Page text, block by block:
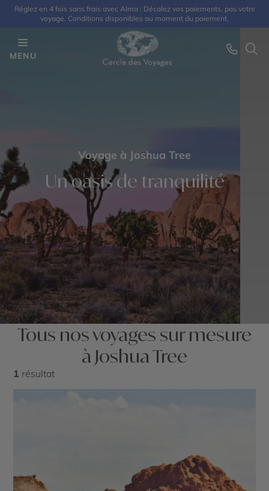
Réglez en 4 fois sans frais avec Alma : Décalez vos paiements, pas votre
voyage. Conditions disponibles au moment du paiement.
MENU
Voyage à Joshua Tree
Un oasis de tranquilité
Tous nos voyages sur mesure
à Joshua Tree
1 résultat